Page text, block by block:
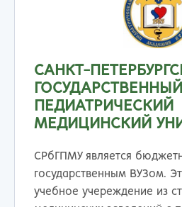
САНКТ-
ГОСУДАРСТВЕННЫЙ
ПЕДИАТРИЧЕСКИЙ
МЕДИЦИНСКИЙ
СРбГПМУ является
государственным ВУЗом.
учебное учереждение из